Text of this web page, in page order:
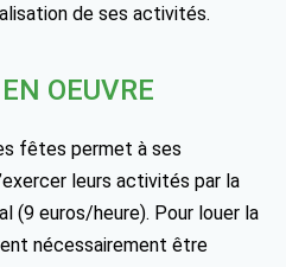
de ses activités.
OEUVRE
fêtes permet à ses
leurs activités par la
(9 euros/heure). Pour louer la
nécessairement être